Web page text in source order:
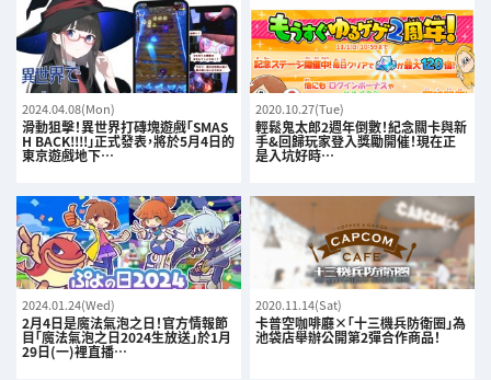
2024.04.08(Mon)
滑動狙擊！異世界打磚塊遊戲「SMAS
H BACK!!!!」正式發表，將於5月4日的
東京遊戲地下…
2020.10.27(Tue)
輕鬆鬼太郎2週年倒數！紀念關卡與新
手&回歸玩家登入獎勵開催！現在正
是入坑好時…
2024.01.24(Wed)
2月4日是魔法氣泡之日！官方情報節
目「魔法氣泡之日2024生放送」於1月
29日(一)裡直播…
2020.11.14(Sat)
卡普空咖啡廳×「十三機兵防衛圈」為
池袋店舉辦公開第2彈合作商品！